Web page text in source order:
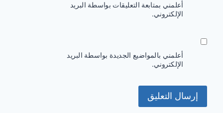
أعلمني بمتابعة التعليقات بواسطة البريد
الإلكتروني.
أعلمني بالمواضيع الجديدة بواسطة البريد
الإلكتروني.